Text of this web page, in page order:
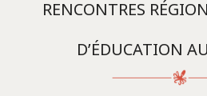
RENCONTRES
D’ÉDUCATION